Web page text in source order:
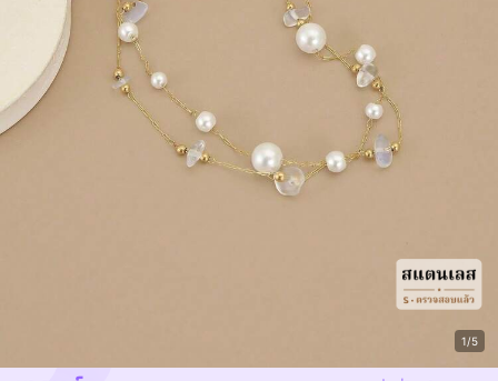
1/5